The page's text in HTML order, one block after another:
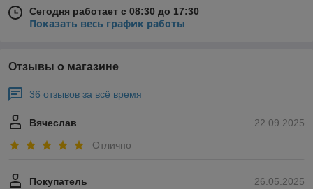
Сегодня работает с 08:30 до 17:30
Показать весь график работы
Отзывы о магазине
36 отзывов за всё время
22.09.2025
Вячеслав
Отлично
26.05.2025
Покупатель